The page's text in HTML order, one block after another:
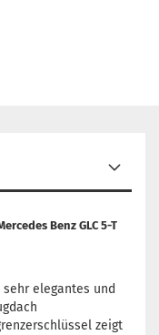
Benz GLC 5-T
elegantes und
zeigt